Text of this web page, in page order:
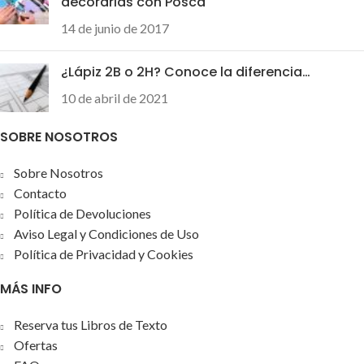
14 de junio de 2017
¿Lápiz 2B o 2H? Conoce la diferencia…
10 de abril de 2021
SOBRE NOSOTROS
Sobre Nosotros
Contacto
Política de Devoluciones
Aviso Legal y Condiciones de Uso
Política de Privacidad y Cookies
MÁS INFO
Reserva tus Libros de Texto
Ofertas